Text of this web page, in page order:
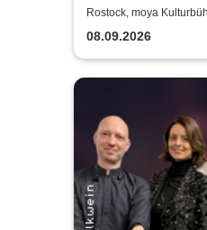
guter Begleitung
Rostock, moya
08.09.2026